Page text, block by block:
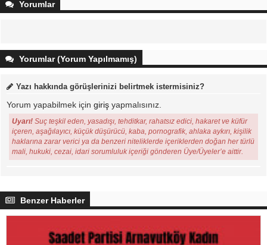
Yorumlar
Yorumlar (Yorum Yapılmamış)
Yazı hakkında görüşlerinizi belirtmek istermisiniz?
Yorum yapabilmek için giriş yapmalısınız.
Uyarı! Suç teşkil eden, yasadışı, tehditkar, rahatsız edici, hakaret ve küfür
içeren, aşağılayıcı, küçük düşürücü, kaba, pornografik, ahlaka aykırı, kişilik
haklarına zarar verici ya da benzeri niteliklerde içeriklerden doğan her türlü
mali, hukuki, cezai, idari sorumluluk içeriği gönderen Üye/Üyeler’e aittir.
Benzer Haberler